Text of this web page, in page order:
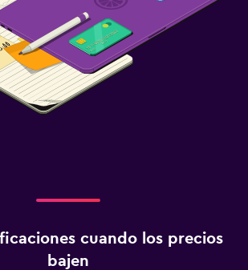
cuando los precios
bajen